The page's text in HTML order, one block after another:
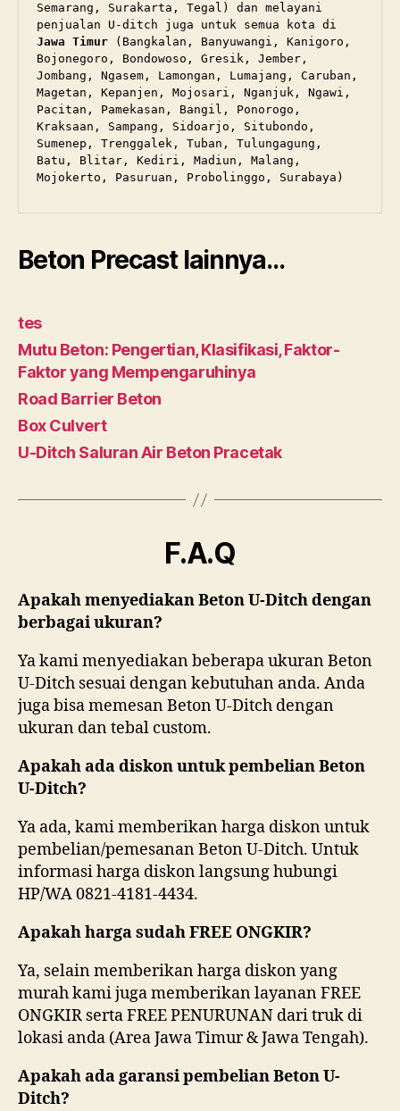
Semarang, Surakarta, Tegal) dan melayani
Jawa Timur (Bangkalan, Banyuwangi, Kanigoro,
Bojonegoro, Bondowoso, Gresik, Jember,
Jombang, Ngasem, Lamongan, Lumajang, Caruban,
Magetan, Kepanjen, Mojosari, Nganjuk, Ngawi,
Pacitan, Pamekasan, Bangil, Ponorogo,
Kraksaan, Sampang, Sidoarjo, Situbondo,
Sumenep, Trenggalek, Tuban, Tulungagung,
Batu, Blitar, Kediri, Madiun, Malang,
Mojokerto, Pasuruan, Probolinggo, Surabaya)
Beton Precast lainnya…
tes
Mutu Beton: Pengertian, Klasifikasi, Faktor-
Faktor yang Mempengaruhinya
Road Barrier Beton
Box Culvert
U-Ditch Saluran Air Beton Pracetak
F.A.Q
Apakah menyediakan Beton U-Ditch dengan
berbagai ukuran?
Ya kami menyediakan beberapa ukuran Beton
U-Ditch sesuai dengan kebutuhan anda. Anda
juga bisa memesan Beton U-Ditch dengan
ukuran dan tebal custom.
Apakah ada diskon untuk pembelian Beton
U-Ditch?
Ya ada, kami memberikan harga diskon untuk
pembelian/pemesanan Beton U-Ditch. Untuk
informasi harga diskon langsung hubungi
HP/WA 0821-4181-4434.
Apakah harga sudah FREE ONGKIR?
Ya, selain memberikan harga diskon yang
murah kami juga memberikan layanan FREE
ONGKIR serta FREE PENURUNAN dari truk di
lokasi anda (Area Jawa Timur & Jawa Tengah).
Apakah ada garansi pembelian Beton U-
Ditch?